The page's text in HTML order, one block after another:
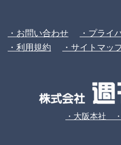
・お問い合わせ
・プライ
・利用規約
・サイトマッ
・大阪本社